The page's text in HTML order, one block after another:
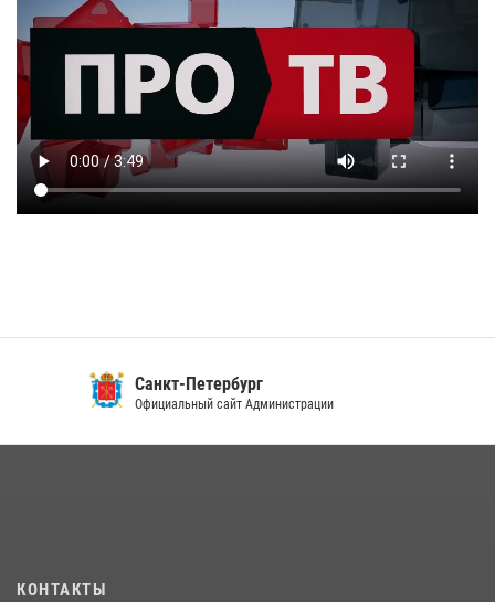
Санкт-Петербург
Официальный сайт Администрации
КОНТАКТЫ